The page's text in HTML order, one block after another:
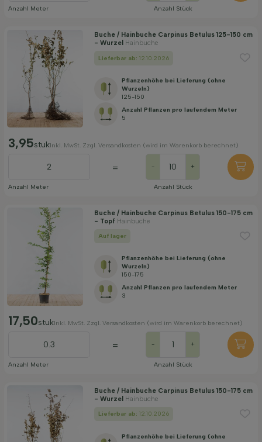
Anzahl Meter Anzahl Stück
Buche / Hainbuche Carpinus Betulus 125-150 cm
- Wurzel Hainbuche
Lieferbar ab: 12.10.2026
Pflanzenhöhe bei Lieferung (ohne
Wurzeln)
125-150
Anzahl Pflanzen pro laufendem Meter
5
3,95stukInkl. MwSt. Zzgl. Versandkosten (wird im Warenkorb berechnet)
Anzahl Meter
= - +
Anzahl Stück
Buche / Hainbuche Carpinus Betulus 150-175 cm
- Topf Hainbuche
Auf lager
Pflanzenhöhe bei Lieferung (ohne
Wurzeln)
150-175
Anzahl Pflanzen pro laufendem Meter
3
17,50stukInkl. MwSt. Zzgl. Versandkosten (wird im Warenkorb berechnet)
Anzahl Meter
= - +
Anzahl Stück
Buche / Hainbuche Carpinus Betulus 150-175 cm
- Wurzel Hainbuche
Lieferbar ab: 12.10.2026
Pflanzenhöhe bei Lieferung (ohne